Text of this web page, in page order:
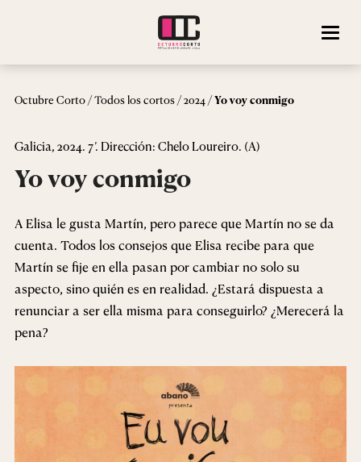
Octubre Corto/Todos los cortos/2024 /Yo voy conmigo
Galicia, 2024. 7’. Dirección: Chelo Loureiro. (A)
Yo voy conmigo
A Elisa le gusta Martín, pero parece que Martín no se da
cuenta. Todos los consejos que Elisa recibe para que
Martín se fije en ella pasan por cambiar no solo su
aspecto, sino quién es en realidad. ¿Estará dispuesta a
renunciar a ser ella misma para conseguirlo? ¿Merecerá la
pena?